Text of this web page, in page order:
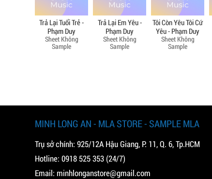
Trả Lại Tuổi Trẻ -
Phạm Duy
Sheet Không
Sample
Trả Lại Em Yêu -
Phạm Duy
Sheet Không
Sample
Tôi Còn Yêu Tôi Cứ
Yêu - Phạm Duy
Sheet Không
Sample
MINH LONG AN - MLA STORE - SAMPLE MLA
Trụ sở chính: 925/12A Hậu Giang, P. 11, Q. 6, Tp.HCM
Hotline: 0918 525 353 (24/7)
Email: minhlonganstore@gmail.com